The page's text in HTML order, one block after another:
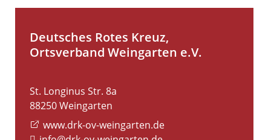
Deutsches Rotes Kreuz,
Ortsverband Weingarten e.V.
St. Longinus Str. 8a
88250Weingarten
www.drk-ov-weingarten.de